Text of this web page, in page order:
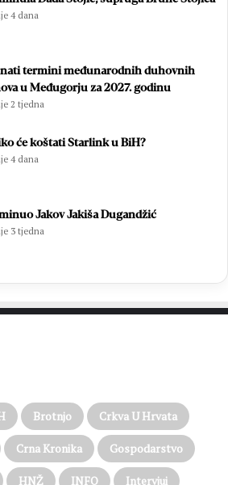
4 dana
termini međunarodnih duhovnih
u Međugorju za 2027. godinu
2 tjedna
će koštati Starlink u BiH?
4 dana
Jakov Jakiša Dugandžić
3 tjedna
Brotnjo Crkva U Hrvata
Crna Kronika Gospodarstvo
HNŽ INFO Intervjui